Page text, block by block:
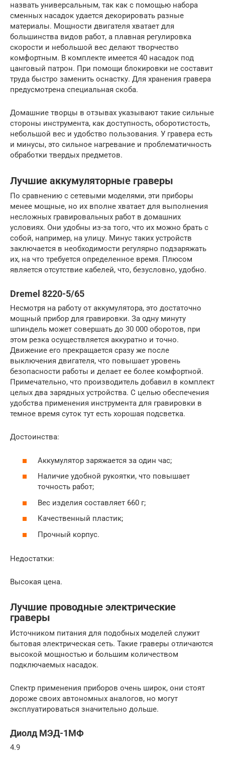
назвать универсальным, так как с помощью набора
сменных насадок удается декорировать разные
материалы. Мощности двигателя хватает для
большинства видов работ, а плавная регулировка
скорости и небольшой вес делают творчество
комфортным. В комплекте имеется 40 насадок под
цанговый патрон. При помощи блокировки не составит
труда быстро заменить оснастку. Для хранения гравера
предусмотрена специальная скоба.
Домашние творцы в отзывах указывают такие сильные
стороны инструмента, как доступность, оборотистость,
небольшой вес и удобство пользования. У гравера есть
и минусы, это сильное нагревание и проблематичность
обработки твердых предметов.
Лучшие аккумуляторные граверы
По сравнению с сетевыми моделями, эти приборы
менее мощные, но их вполне хватает для выполнения
несложных гравировальных работ в домашних
условиях. Они удобны из-за того, что их можно брать с
собой, например, на улицу. Минус таких устройств
заключается в необходимости регулярно подзаряжать
их, на что требуется определенное время. Плюсом
является отсутствие кабелей, что, безусловно, удобно.
Dremel 8220-5/65
Несмотря на работу от аккумулятора, это достаточно
мощный прибор для гравировки. За одну минуту
шпиндель может совершать до 30 000 оборотов, при
этом резка осуществляется аккуратно и точно.
Движение его прекращается сразу же после
выключения двигателя, что повышает уровень
безопасности работы и делает ее более комфортной.
Примечательно, что производитель добавил в комплект
целых два зарядных устройства. С целью обеспечения
удобства применения инструмента для гравировки в
темное время суток тут есть хорошая подсветка.
Достоинства:
Аккумулятор заряжается за один час;
Наличие удобной рукоятки, что повышает
точность работ;
Вес изделия составляет 660 г;
Качественный пластик;
Прочный корпус.
Недостатки:
Высокая цена.
Лучшие проводные электрические
граверы
Источником питания для подобных моделей служит
бытовая электрическая сеть. Такие граверы отличаются
высокой мощностью и большим количеством
подключаемых насадок.
Спектр применения приборов очень широк, они стоят
дороже своих автономных аналогов, но могут
эксплуатироваться значительно дольше.
Диолд МЭД-1МФ
4.9